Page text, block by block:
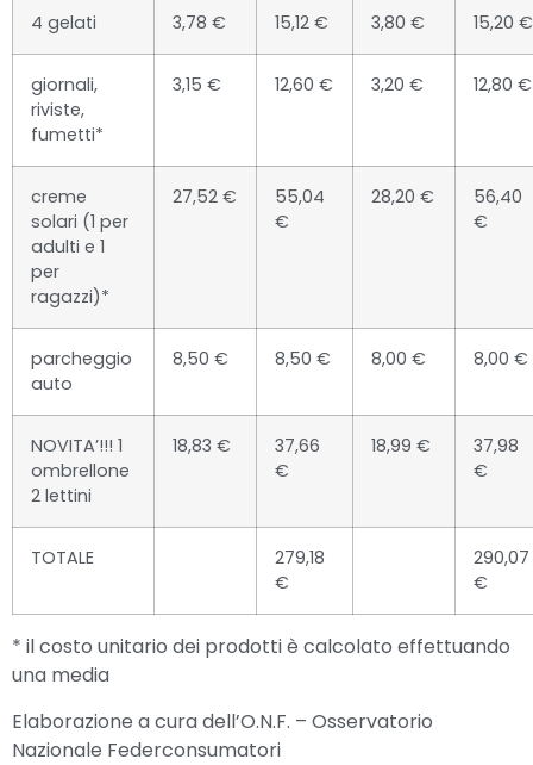
4 gelati 3,78 € 15,12 € 3,80 € 15,20 €
giornali,
riviste,
fumetti*
3,15 € 12,60 € 3,20 € 12,80 €
creme
solari (1 per
adulti e 1
per
ragazzi)*
27,52 €
55,04
€
28,20 €
56,40
€
parcheggio
auto
8,50 € 8,50 € 8,00 € 8,00 €
NOVITA’!!! 1
ombrellone
2 lettini
18,83 €
37,66
€
18,99 €
37,98
€
TOTALE
279,18
€
290,07
€
* il costo unitario dei prodotti è calcolato effettuando
una media
Elaborazione a cura dell’O.N.F. – Osservatorio
Nazionale Federconsumatori